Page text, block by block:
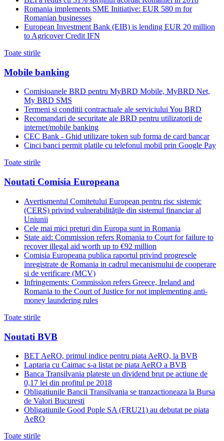
Romania implements SME Initiative: EUR 580 m for
Romanian businesses
European Investment Bank (EIB) is lending EUR 20 million
to Agricover Credit IFN
Toate stirile
Mobile banking
Comisioanele BRD pentru MyBRD Mobile, MyBRD Net,
My BRD SMS
Termeni si conditii contractuale ale serviciului You BRD
Recomandari de securitate ale BRD pentru utilizatorii de
internet/mobile banking
CEC Bank - Ghid utilizare token sub forma de card bancar
Cinci banci permit platile cu telefonul mobil prin Google Pay
Toate stirile
Noutati Comisia Europeana
Avertismentul Comitetului European pentru risc sistemic
(CERS) privind vulnerabilitățile din sistemul financiar al
Uniunii
Cele mai mici preturi din Europa sunt in Romania
State aid: Commission refers Romania to Court for failure to
recover illegal aid worth up to €92 million
Comisia Europeana publica raportul privind progresele
inregistrate de Romania in cadrul mecanismului de cooperare
si de verificare (MCV)
Infringements: Commission refers Greece, Ireland and
Romania to the Court of Justice for not implementing anti-
money laundering rules
Toate stirile
Noutati BVB
BET AeRO, primul indice pentru piata AeRO, la BVB
Laptaria cu Caimac s-a listat pe piata AeRO a BVB
Banca Transilvania plateste un dividend brut pe actiune de
0,17 lei din profitul pe 2018
Obligatiunile Bancii Transilvania se tranzactioneaza la Bursa
de Valori Bucuresti
Obligatiunile Good Pople SA (FRU21) au debutat pe piata
AeRO
Toate stirile